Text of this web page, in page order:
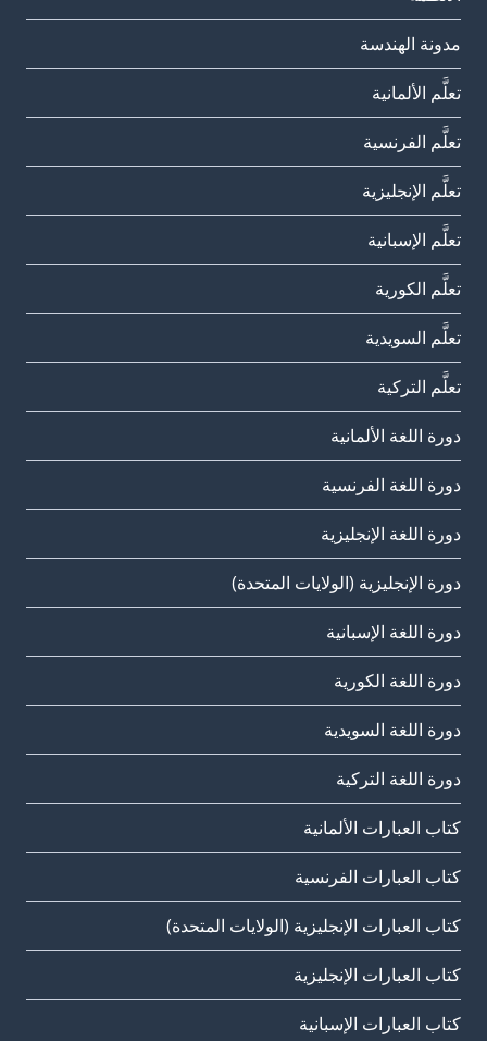
مدونة الهندسة
تعلَّم الألمانية
تعلَّم الفرنسية
تعلَّم الإنجليزية
تعلَّم الإسبانية
تعلَّم الكورية
تعلَّم السويدية
تعلَّم التركية
دورة اللغة الألمانية
دورة اللغة الفرنسية
دورة اللغة الإنجليزية
دورة الإنجليزية (الولايات المتحدة)
دورة اللغة الإسبانية
دورة اللغة الكورية
دورة اللغة السويدية
دورة اللغة التركية
كتاب العبارات الألمانية
كتاب العبارات الفرنسية
كتاب العبارات الإنجليزية (الولايات المتحدة)
كتاب العبارات الإنجليزية
كتاب العبارات الإسبانية